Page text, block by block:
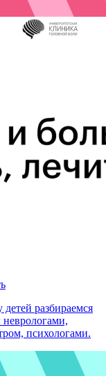
разбираемся
неврологами,
психологами.